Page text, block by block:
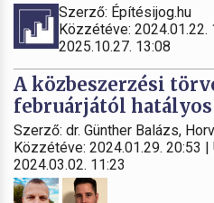
Szerző: Építésijog.hu
Közzétéve:
2025.10.27. 13:08
A közbeszerzési
februárjától
Szerző: dr. Günther Balázs,
Közzétéve: 2024.01.29. 20:53
2024.03.02. 11:23